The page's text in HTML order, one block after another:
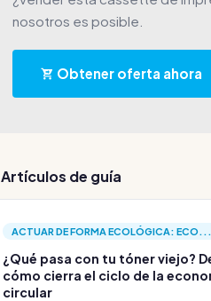
nosotros es posible.
Obtener oferta ahora
Artículos de guía
ACTUAR DE FORMA ECOLÓGICA: ECO...
¿Qué pasa con tu tóner viejo?
cómo cierra el ciclo de la
circular